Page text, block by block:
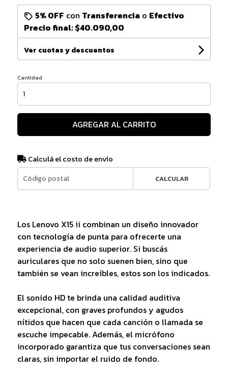
5% OFF con Transferencia o Efectivo
Precio final:$40.090,00
Ver cuotas y descuentos
Cantidad
AGREGAR AL CARRITO
Calculá el costo de envío
CALCULAR
Los Lenovo X15 ii combinan un diseño innovador
con tecnología de punta para ofrecerte una
experiencia de audio superior. Si buscás
auriculares que no solo suenen bien, sino que
también se vean increíbles, estos son los indicados.
El sonido HD te brinda una calidad auditiva
excepcional, con graves profundos y agudos
nítidos que hacen que cada canción o llamada se
escuche impecable. Además, el micrófono
incorporado garantiza que tus conversaciones sean
claras, sin importar el ruido de fondo.